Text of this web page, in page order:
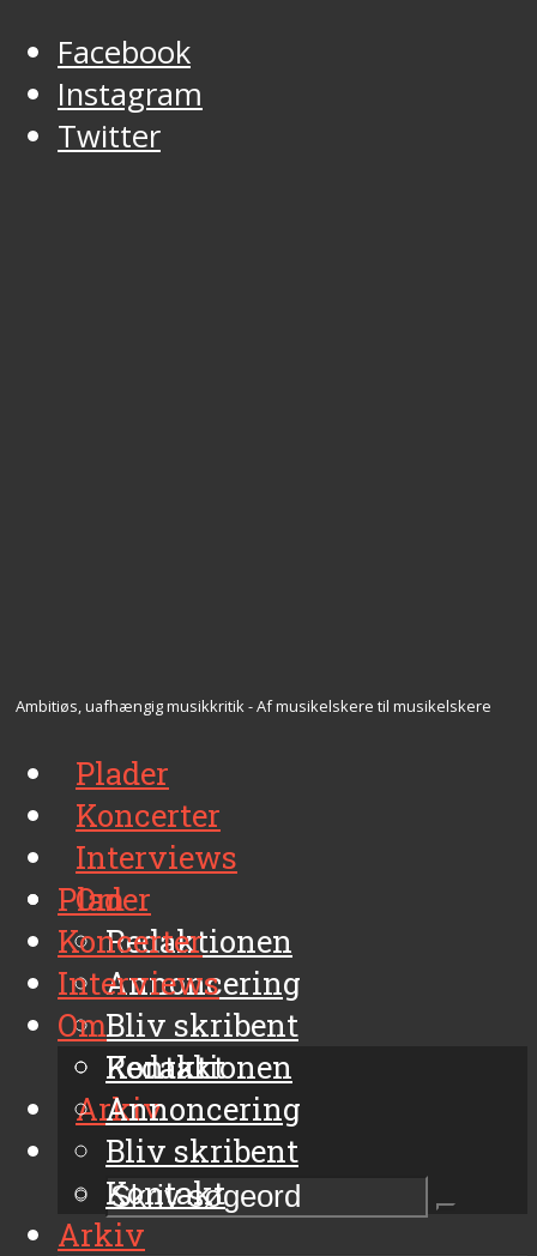
Facebook
Instagram
Twitter
Ambitiøs, uafhængig musikkritik - Af musikelskere til musikelskere
Plader
Koncerter
Interviews
Om
Redaktionen
Annoncering
Bliv skribent
Kontakt
Arkiv
Plader
Koncerter
Interviews
Om
Redaktionen
Annoncering
Bliv skribent
Kontakt
Arkiv